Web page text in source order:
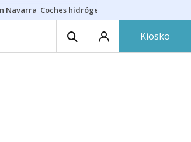
Navarra Coches hidrógeno
Kiosko